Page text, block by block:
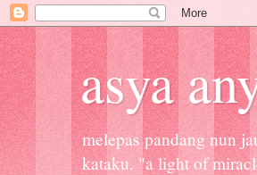
asya
melepas pandang nun
kataku. "a light of